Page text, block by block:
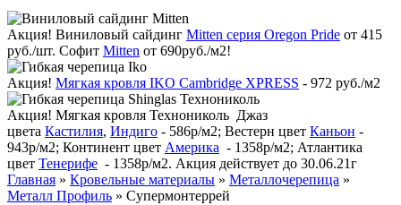
Акция! Виниловый сайдинг Mitten серия Oregon Pride от 415
руб./шт. Софит Mitten от 690руб./м2!
Акция! Мягкая кровля IKO Cambridge XPRESS - 972 руб./м2
Акция! Мягкая кровля Технониколь Джаз
цвета Кастилия, Индиго - 586р/м2; Вестерн цвет Каньон -
943р/м2; Континент цвет Америка - 1358р/м2; Атлантика
цвет Тенерифе - 1358р/м2. Акция действует до 30.06.21г
Главная » Кровельные материалы » Металлочерепица »
Металл Профиль » Супермонтеррей